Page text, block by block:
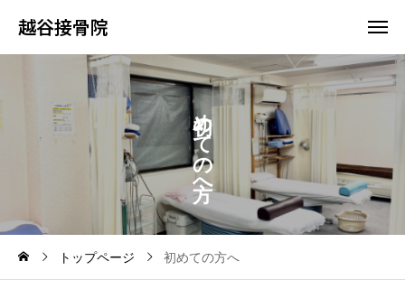
越谷接骨院
め
て
の
へ
トップページ 初めての方へ